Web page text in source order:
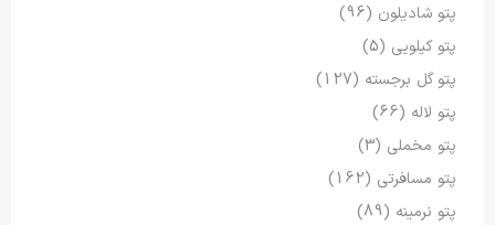
پتو شادیلون (96)
پتو کیلویی (5)
پتو گل برجسته (127)
پتو لاله (66)
پتو مخملی (3)
پتو مسافرتی (162)
پتو نرمینه (89)